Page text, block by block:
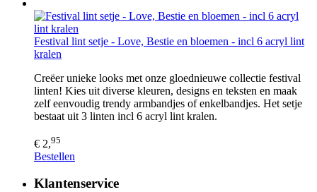
Festival lint setje - Love, Bestie en bloemen - incl 6 acryl lint
kralen
Creëer unieke looks met onze gloednieuwe collectie festival
linten! Kies uit diverse kleuren, designs en teksten en maak
zelf eenvoudig trendy armbandjes of enkelbandjes. Het setje
bestaat uit 3 linten incl 6 acryl lint kralen.
€ 2,95
Bestellen
Klantenservice